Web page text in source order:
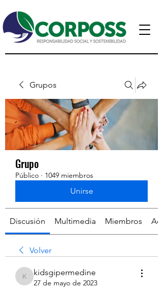
Grupos
Grupo
Público · 1049 miembros
Unirse
Discusión Multimedia Miembros
Volver
kidsgipermedine
kidsgipermedine
27 de mayo de 2023